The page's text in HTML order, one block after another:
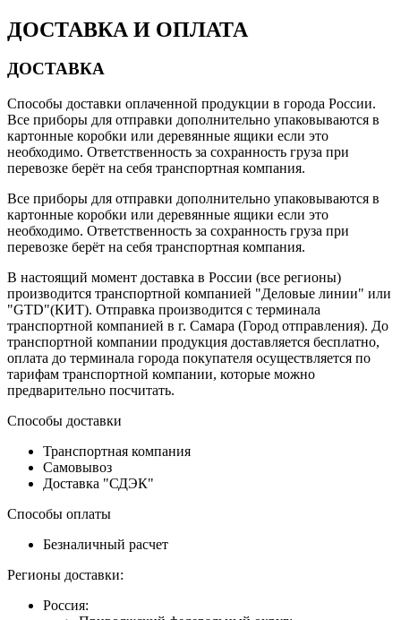
ДОСТАВКА И ОПЛАТА
ДОСТАВКА
Способы доставки оплаченной продукции в города России.
Все приборы для отправки дополнительно упаковываются в
картонные коробки или деревянные ящики если это
необходимо. Ответственность за сохранность груза при
перевозке берёт на себя транспортная компания.
Все приборы для отправки дополнительно упаковываются в
картонные коробки или деревянные ящики если это
необходимо. Ответственность за сохранность груза при
перевозке берёт на себя транспортная компания.
В настоящий момент доставка в России (все регионы)
производится транспортной компанией "Деловые линии" или
"GTD"(КИТ). Отправка производится с терминала
транспортной компанией в г. Самара (Город отправления). До
транспортной компании продукция доставляется бесплатно,
оплата до терминала города покупателя осуществляется по
тарифам транспортной компании, которые можно
предварительно посчитать.
Способы доставки
Транспортная компания
Самовывоз
Доставка "СДЭК"
Способы оплаты
Безналичный расчет
Регионы доставки:
Россия: